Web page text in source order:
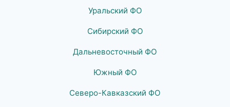
Уральский ФО
Сибирский ФО
Дальневосточный ФО
Южный ФО
Северо-Кавказский ФО